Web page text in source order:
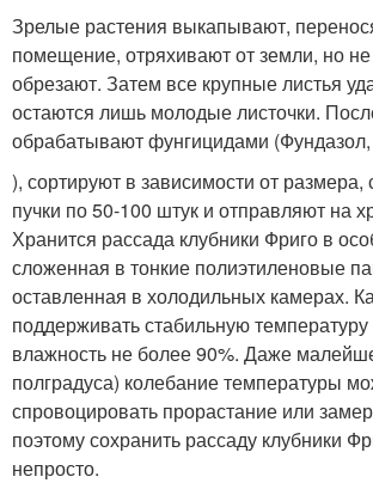
Зрелые растения выкапывают,
помещение, отряхивают от земли, но
обрезают. Затем все крупные листья
остаются лишь молодые листочки.
обрабатывают фунгицидами
), сортируют в зависимости от
пучки по 50-100 штук и отправляют на
Хранится рассада клубники Фриго в
сложенная в тонкие полиэтиленовые
оставленная в холодильных камерах.
поддерживать стабильную температуру
влажность не более 90%. Даже
полградуса) колебание температуры
спровоцировать прорастание или
поэтому сохранить рассаду клубники
непросто.